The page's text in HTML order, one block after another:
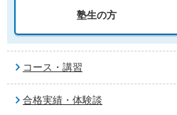
塾生の方
コース・講習
合格実績・体験談